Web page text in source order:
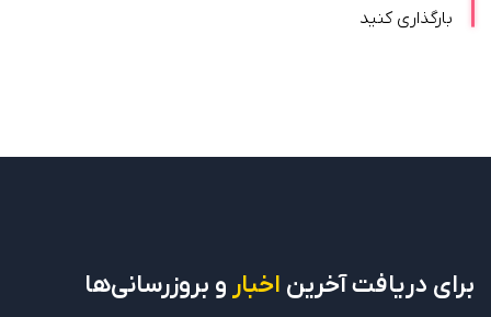
بارگذاری کنید
برای دریافتآخرین اخبار و بروزرسانی‌ها